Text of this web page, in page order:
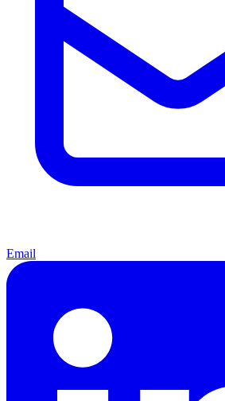
Email